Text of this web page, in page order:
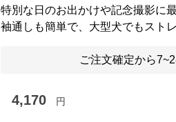
特別な日のお出かけや記念撮影に最
袖通しも簡単で、大型犬でもスト
ご注文確定から
4,170 円